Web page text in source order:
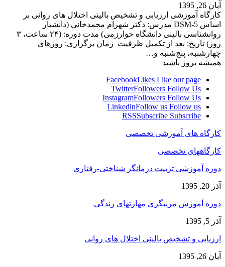
آبان 26, 1395
کارگاه آموزشی ارزیابی و تشخیص بالینی اختلال های روانی بر
اساس DSM-5 مدرس: دکتر شهرام محمدخانی (دانشیار
روانشناسی بالینی دانشگاه خوارزمی) مدت دوره: (۲۴ ساعت، ۳
روز) تاریخ: بعد از تکمیل ظرفیت زمان برگزاری: روزهای
چهارشنبه، پنج‌شنبه و…
همیشه بروز باشید
FacebookLikes Like our page
TwitterFollowers Follow Us
InstagramFollowers Follow Us
LinkedinFollow us Follow us
RSSSubscribe Subscribe
کارگاه های آموزشی تخصصی
کارگاههای تخصصی
دوره آموزشی تربیت درمانگر شناختی-رفتاری
آذر 20, 1395
دوره آموزش مربیگری مهارتهای زندگی
آذر 5, 1395
ارزیابی و تشخیص بالینی اختلال های روانی
آبان 26, 1395